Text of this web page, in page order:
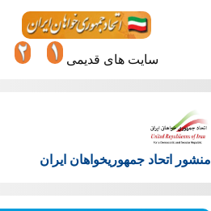
سایت های قدیمی
منشور اتحاد جمهوریخواهان ایران